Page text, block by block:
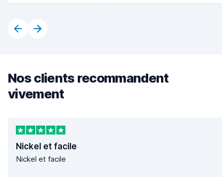
Nos clients recommandent
vivement
Nickel et facile
Nickel et facile